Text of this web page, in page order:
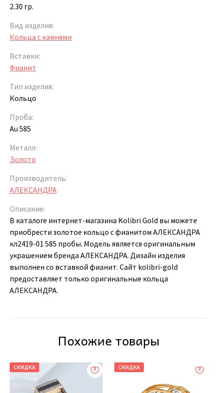
2.30 гр.
Вид изделия:
Кольца с камнями
Вставки:
Фианит
Тип изделия:
Кольцо
Проба:
Au 585
Металл:
Золото
Производитель:
АЛЕКСАНДРА
Описание:
В каталоге интернет-магазина Kolibri Gold вы можете
приобрести золотое кольцо с фианитом АЛЕКСАНДРА
кл2419-01 585 пробы. Модель является оригинальным
украшением бренда АЛЕКСАНДРА. Дизайн изделия
выполнен со вставкой фианит. Сайт kolibri-gold
предоставляет только оригинальные кольца
АЛЕКСАНДРА.
Похожие товары
СКИДКА СКИДКА